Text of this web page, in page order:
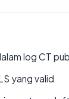
log CT
yang valid